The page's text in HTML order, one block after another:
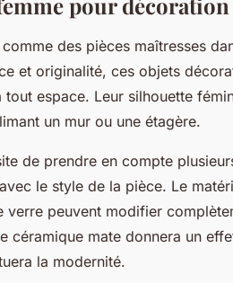
des pièces maîtresses
et originalité, ces objets
espace. Leur silhouette
un mur ou une étagère.
de prendre en compte
le style de la pièce. Le
verre peuvent modifier
céramique mate donnera un
la modernité.